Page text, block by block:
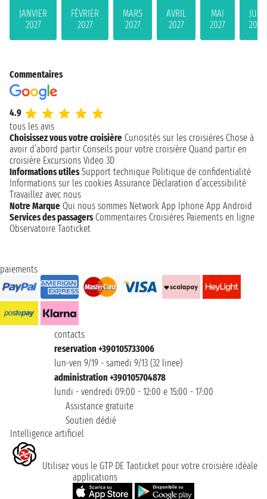
JANVIER
2027
FÉVRIER
2027
MARS
2027
AVRIL
2027
MAI
2027
JUIN
2027
Commentaires
4.9
tous les avis
Choisissez vous votre croisière Curiosités sur les croisières Chose à
avoir d’abord partir Conseils pour votre croisière Quand partir en
croisière Excursions Video 3D
Informations utiles Support technique Politique de confidentialité
Informations sur les cookies Assurance Déclaration d’accessibilité
Travaillez avec nous
Notre Marque Qui nous sommes Network App Iphone App Android
Services des passagers Commentaires Croisières Paiements en ligne
Observatoire Taoticket
paiements
contacts
reservation +390105733006
lun-ven 9/19 - samedi 9/13 (32 linee)
administration +390105704878
lundi - vendredi 09:00 - 12:00 e 15:00 - 17:00
Assistance gratuite
Soutien dédié
Intelligence artificiel
Utilisez vous le GTP DE Taoticket pour votre croisière idéale
applications